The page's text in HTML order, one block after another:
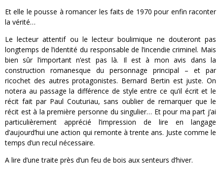
Et elle le pousse à romancer les faits de 1970 pour enfin raconter
la vérité…
Le lecteur attentif ou le lecteur boulimique ne douteront pas
longtemps de l’identité du responsable de l’incendie criminel. Mais
bien sûr l’important n’est pas là. Il est à mon avis dans la
construction romanesque du personnage principal – et par
ricochet des autres protagonistes. Bernard Bertin est juste. On
notera au passage la différence de style entre ce qu’il écrit et le
récit fait par Paul Couturiau, sans oublier de remarquer que le
récit est à la première personne du singulier… Et pour ma part j’ai
particulièrement apprécié l’impression de lire en langage
d’aujourd’hui une action qui remonte à trente ans. Juste comme le
temps d’un recul nécessaire.
A lire d’une traite près d’un feu de bois aux senteurs d’hiver.